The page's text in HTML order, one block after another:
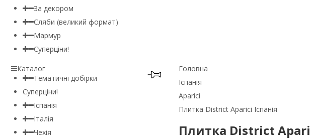
За декором
Сляби (великий формат)
Мармур
Суперціни!
Головна
Іспанія
Aparici
Плитка District Aparici Іспанія
Плитка District
Каталог
Тематичні добірки
Суперціни!
Іспанія
Італія
Чехія